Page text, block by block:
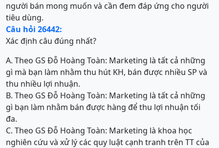
người bán mong muốn và cần đem đáp ứng cho người
tiêu dùng.
Câu hỏi 26442:
Xác định câu đúng nhất?
A. Theo GS Đỗ Hoàng Toàn: Marketing là tất cả những
gì mà bạn làm nhằm thu hút KH, bán được nhiều SP và
thu nhiều lợi nhuận.
B. Theo GS Đỗ Hoàng Toàn: Marketing là tất cả những
gì bạn làm nhằm bán được hàng để thu lợi nhuận tối
đa.
C. Theo GS Đỗ Hoàng Toàn: Marketing là khoa học
nghiên cứu và xử lý các quy luật cạnh tranh trên TT của